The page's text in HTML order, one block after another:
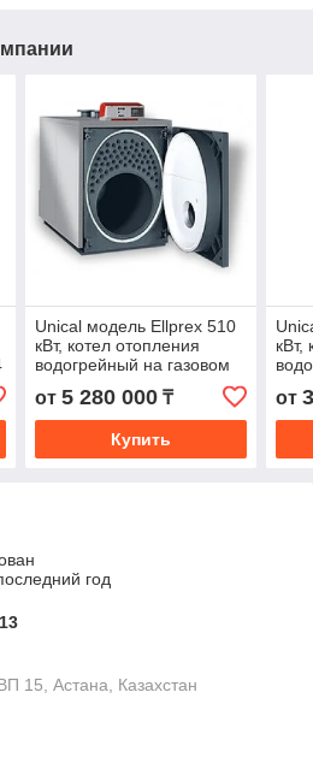
Unical модель Ellprex 510
кВт, котел отопления
водогрейный на газовом
или дизельном топливе,
пр-ва Италии.
от 5 280 000₸
Купить
кВт,
пр-
от
год
15, Астана, Казахстан